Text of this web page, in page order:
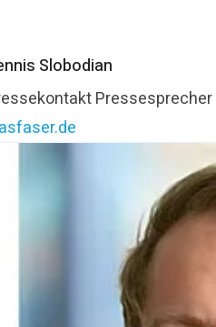
Slobodian
Pressesprecher